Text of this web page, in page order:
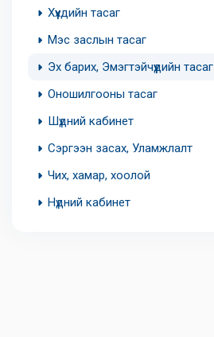
Хүүхдийн тасаг
Мэс заслын тасаг
Эх барих, Эмэгтэйчүүдийн тасаг
Оношилгооны тасаг
Шүдний кабинет
Сэргээн засах, Уламжлалт
Чих, хамар, хоолой
Нүдний кабинет